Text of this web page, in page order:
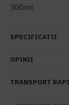
300ml
SPECIFICATII
OPINII
TRANSPORT